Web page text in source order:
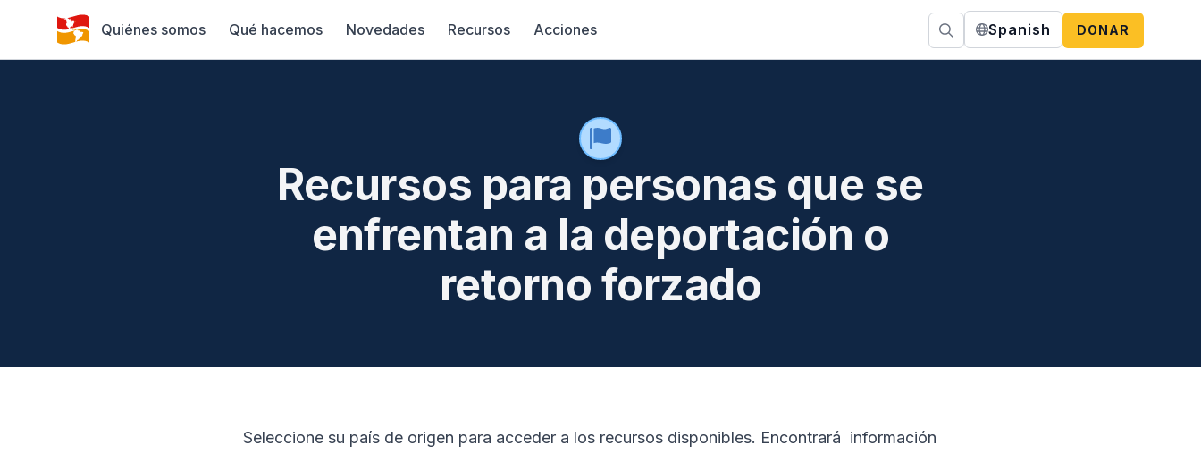
Quiénes somos Qué hacemos Novedades Recursos Acciones Spanish DONAR
Recursos para personas que se
enfrentan a la deportación o
retorno forzado
Seleccione su país de origen para acceder a los recursos disponibles. Encontrará información